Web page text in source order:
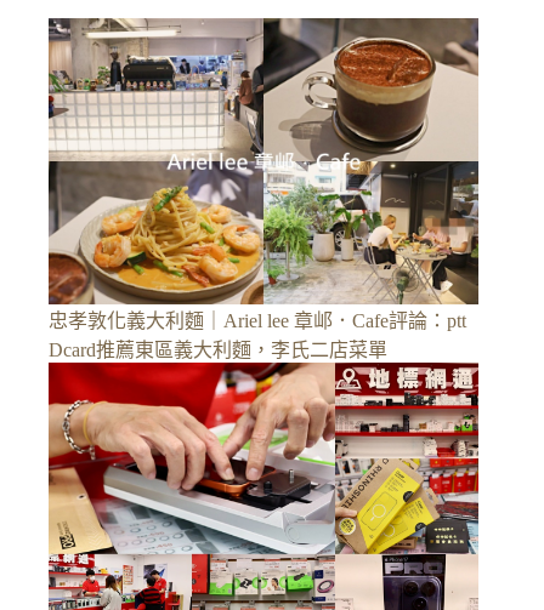
忠孝敦化義大利麵｜Ariel lee 章邖．Cafe評論：ptt
Dcard推薦東區義大利麵，李氏二店菜單